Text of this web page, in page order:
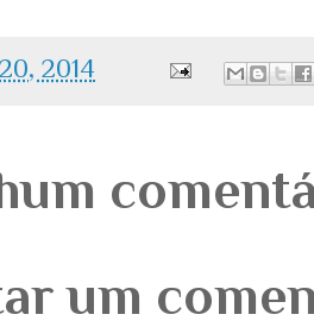
2014
um